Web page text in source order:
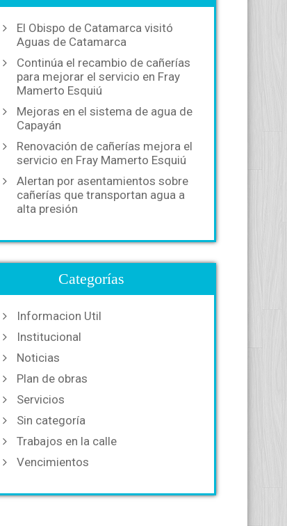
El Obispo de Catamarca visitó
Aguas de Catamarca
Continúa el recambio de cañerías
para mejorar el servicio en Fray
Mamerto Esquiú
Mejoras en el sistema de agua de
Capayán
Renovación de cañerías mejora el
servicio en Fray Mamerto Esquiú
Alertan por asentamientos sobre
cañerías que transportan agua a
alta presión
Categorías
Informacion Util
Institucional
Noticias
Plan de obras
Servicios
Sin categoría
Trabajos en la calle
Vencimientos